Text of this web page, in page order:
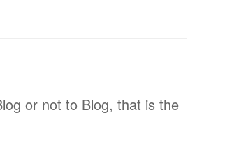
or not to Blog, that is the